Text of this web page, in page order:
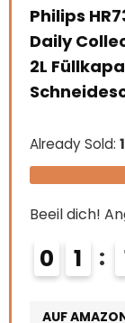
Available:26
4
0